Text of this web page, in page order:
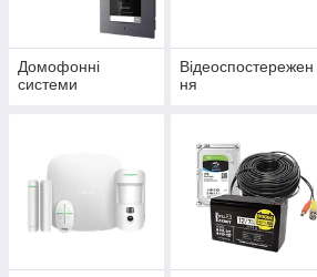
Домофонні
системи
Відеоспостережен
ня